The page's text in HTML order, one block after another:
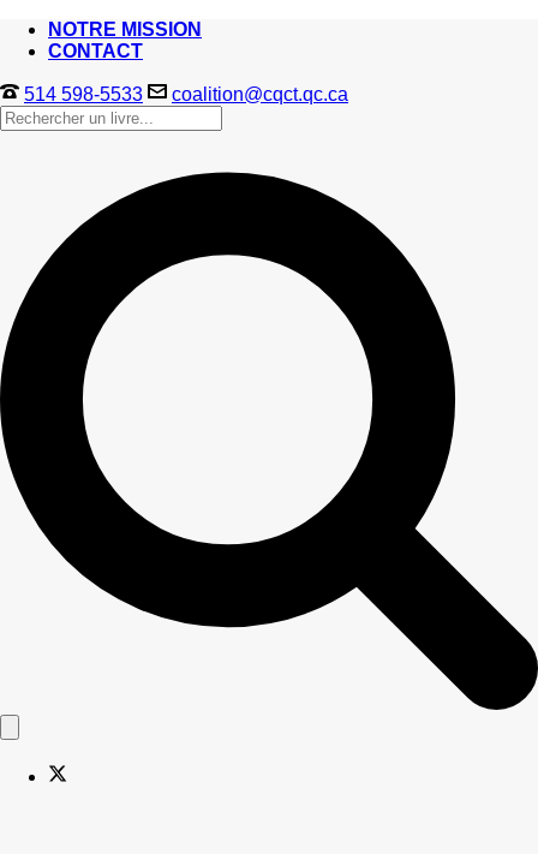
NOTRE MISSION
CONTACT
514 598-5533 coalition@cqct.qc.ca